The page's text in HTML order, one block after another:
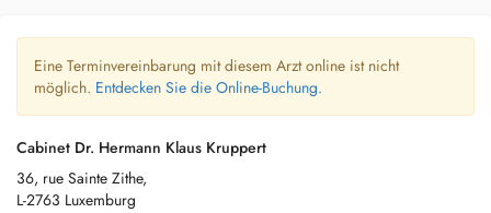
Eine Terminvereinbarung mit diesem Arzt online ist nicht
möglich. Entdecken Sie die Online-Buchung.
Cabinet Dr. Hermann Klaus Kruppert
36, rue Sainte Zithe,
L-2763 Luxemburg